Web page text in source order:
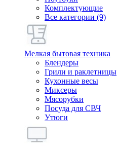
Комплектующие
Все категории (9)
Мелкая бытовая техника
Блендеры
Грили и раклетницы
Кухонные весы
Миксеры
Мясорубки
Посуда для СВЧ
Утюги